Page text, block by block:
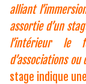
alliant
assortie d’un
l’intérieur le
d’associations
stage indique